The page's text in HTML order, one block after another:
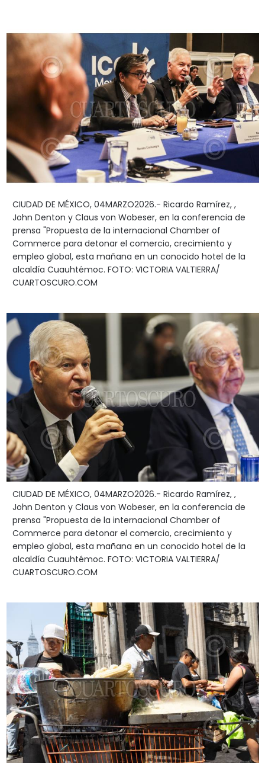
CIUDAD DE MÉXICO, 04MARZO2026.- Ricardo Ramírez, ,
John Denton y Claus von Wobeser, en la conferencia de
prensa "Propuesta de la internacional Chamber of
Commerce para detonar el comercio, crecimiento y
empleo global, esta mañana en un conocido hotel de la
alcaldía Cuauhtémoc. FOTO: VICTORIA VALTIERRA/
CUARTOSCURO.COM
CIUDAD DE MÉXICO, 04MARZO2026.- Ricardo Ramírez, ,
John Denton y Claus von Wobeser, en la conferencia de
prensa "Propuesta de la internacional Chamber of
Commerce para detonar el comercio, crecimiento y
empleo global, esta mañana en un conocido hotel de la
alcaldía Cuauhtémoc. FOTO: VICTORIA VALTIERRA/
CUARTOSCURO.COM